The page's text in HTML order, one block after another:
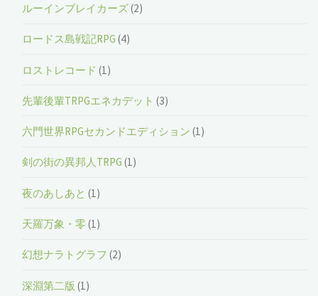
ルーインブレイカーズ(2)
ロードス島戦記RPG (4)
ロストレコード (1)
先輩後輩TRPGエネカデット (3)
六門世界RPGセカンドエディション (1)
剣の街の異邦人TRPG (1)
夜のあしあと (1)
天羅万象・零 (1)
幻想ナラトグラフ (2)
深淵第二版 (1)